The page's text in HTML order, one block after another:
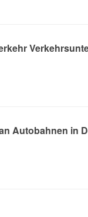
Autobahnen in